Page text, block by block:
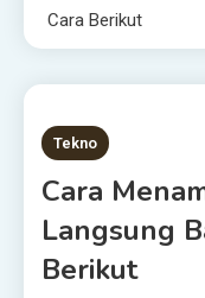
Cara Berikut
6 MINS READ
Tekno
Cara
Langsung
Berikut